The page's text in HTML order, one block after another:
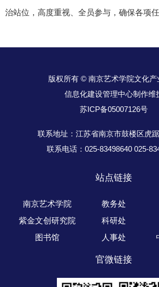
治站位， 高度重视 、全员参与 ，确保各项
版权所有 © 南京艺术学院文化产
信息化建设管理中心制作维
苏ICP备05007126号
联系地址：江苏省南京市鼓楼区虎
联系电话：025-83498640 025-
站点链接
南京艺术学院 教务处
紫金文创研究院
科研处
图书馆
人事处
官微链接